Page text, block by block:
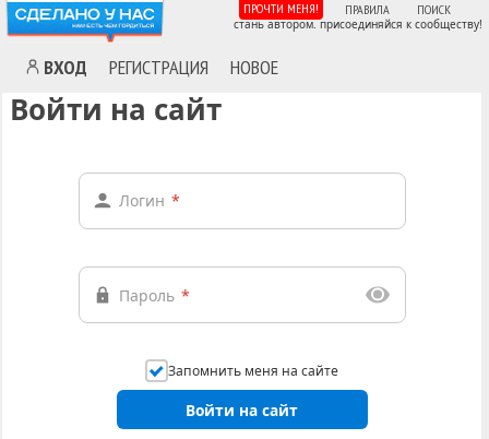
ВХОД РЕГИСТРАЦИЯ НОВОЕ
ПРОЧТИ МЕНЯ! ПРАВИЛА ПОИСК
стань автором. присоединяйся к сообществу!
Войти на сайт
Логин *
Пароль *
Запомнить меня на сайте
Войти на сайт